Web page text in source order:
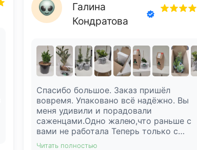
Галина
Кондратова
Спасибо большое. Заказ пришёл
вовремя. Упаковано всё надёжно. Вы
меня удивили и порадовали
саженцами.Одно жалею,что раньше с
вами не работала Теперь только с
вами.Как только подготовлю место для
Читать полностью